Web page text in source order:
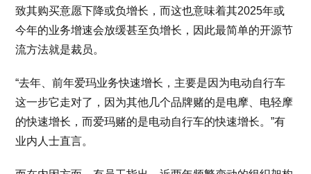
致其购买意愿下降或负增长，而这也意味着其2025年或
今年的业务增速会放缓甚至负增长，因此最简单的开源节
流方法就是裁员。
“去年、前年爱玛业务快速增长，主要是因为电动自行车
这一步它走对了，因为其他几个品牌赌的是电摩、电轻摩
的快速增长，而爱玛赌的是电动自行车的快速增长。”有
业内人士直言。